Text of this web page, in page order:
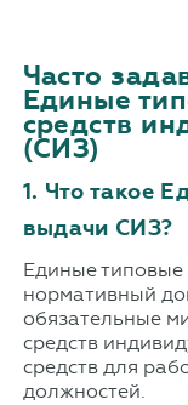
Часто
Единые
средств
(СИЗ)
1. Что такое
выдачи СИЗ?
Единые
нормативный
обязательные
средств
средств для
должностей.